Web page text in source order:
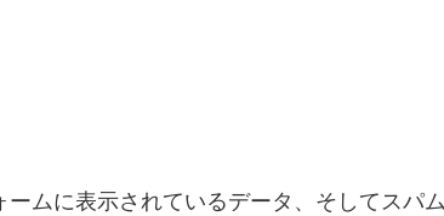
ムに表示されているデータ、そしてスパ